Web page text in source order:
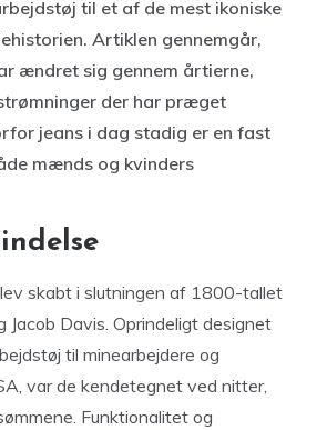
til et af de mest ikoniske
Artiklen gennemgår,
ændret sig gennem årtierne,
der har præget
jeans i dag stadig er en fast
mænds og kvinders
skabt i slutningen af 1800-tallet
Jacob Davis. Oprindeligt designet
til minearbejdere og
var de kendetegnet ved nitter,
Funktionalitet og